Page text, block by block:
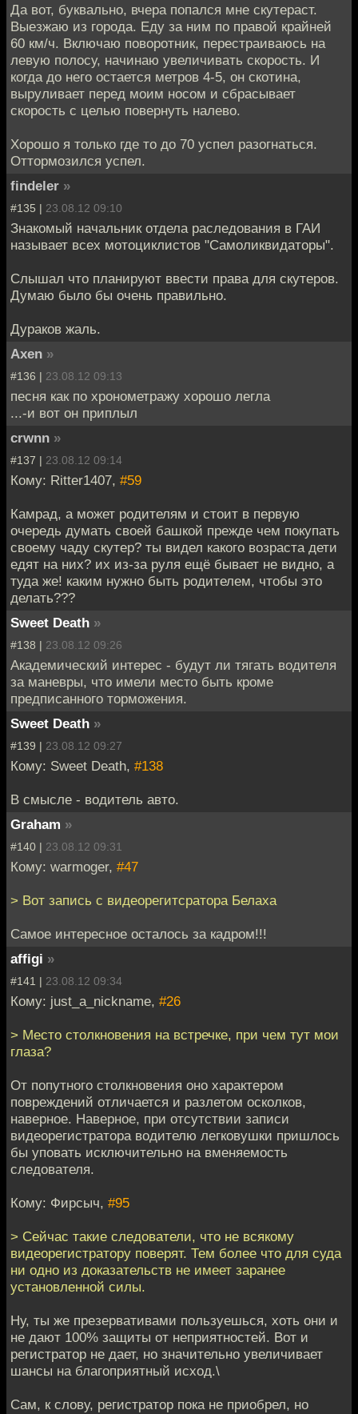
Да вот, буквально, вчера попался мне скутераст.
Выезжаю из города. Еду за ним по правой крайней
60 км/ч. Включаю поворотник, перестраиваюсь на
левую полосу, начинаю увеличивать скорость. И
когда до него остается метров 4-5, он скотина,
выруливает перед моим носом и сбрасывает
скорость с целью повернуть налево.
Хорошо я только где то до 70 успел разогнаться.
Оттормозился успел.
findeler »
#135 | 23.08.12 09:10
Знакомый начальник отдела раследования в ГАИ
называет всех мотоциклистов "Самоликвидаторы".
Слышал что планируют ввести права для скутеров.
Думаю было бы очень правильно.
Дураков жаль.
Axen »
#136 | 23.08.12 09:13
песня как по хронометражу хорошо легла
...-и вот он приплыл
crwnn »
#137 | 23.08.12 09:14
Кому: Ritter1407, #59
Камрад, а может родителям и стоит в первую
очередь думать своей башкой прежде чем покупать
своему чаду скутер? ты видел какого возраста дети
едят на них? их из-за руля ещё бывает не видно, а
туда же! каким нужно быть родителем, чтобы это
делать???
Sweet Death »
#138 | 23.08.12 09:26
Академический интерес - будут ли тягать водителя
за маневры, что имели место быть кроме
предписанного торможения.
Sweet Death »
#139 | 23.08.12 09:27
Кому: Sweet Death, #138
В смысле - водитель авто.
Graham »
#140 | 23.08.12 09:31
Кому: warmoger, #47
> Вот запись с видеорегитсратора Белаха
Самое интересное осталось за кадром!!!
affigi »
#141 | 23.08.12 09:34
Кому: just_a_nickname, #26
> Место столкновения на встречке, при чем тут мои
глаза?
От попутного столкновения оно характером
повреждений отличается и разлетом осколков,
наверное. Наверное, при отсутствии записи
видеорегистратора водителю легковушки пришлось
бы уповать исключительно на вменяемость
следователя.
Кому: Фирсыч, #95
> Сейчас такие следователи, что не всякому
видеорегистратору поверят. Тем более что для суда
ни одно из доказательств не имеет заранее
установленной силы.
Ну, ты же презервативами пользуешься, хоть они и
не дают 100% защиты от неприятностей. Вот и
регистратор не дает, но значительно увеличивает
шансы на благоприятный исход.\
Сам, к слову, регистратор пока не приобрел, но